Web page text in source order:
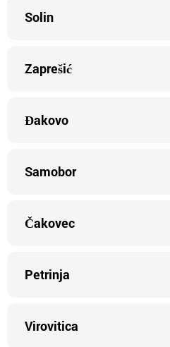
Solin
Zaprešić
Đakovo
Samobor
Čakovec
Petrinja
Virovitica